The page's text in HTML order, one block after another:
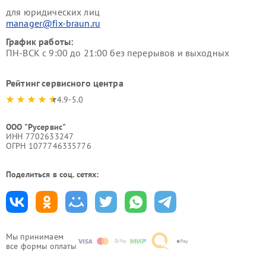
Мы принимаем
все формы оплаты
для юридических лиц
manager@fix-braun.ru
График работы:
ПН-ВСК с 9:00 до 21:00 без перерывов и выходных
Рейтинг сервисного центра
4.9-5.0
ООО "Русервис"
ИНН 7702633247
ОГРН 1077746335776
Поделиться в соц. сетях: